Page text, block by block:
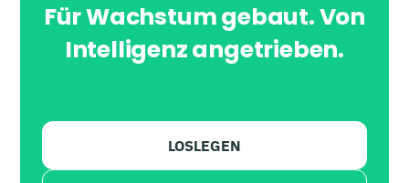
Für Wachstum gebaut. Von
Intelligenz angetrieben.
LOSLEGEN